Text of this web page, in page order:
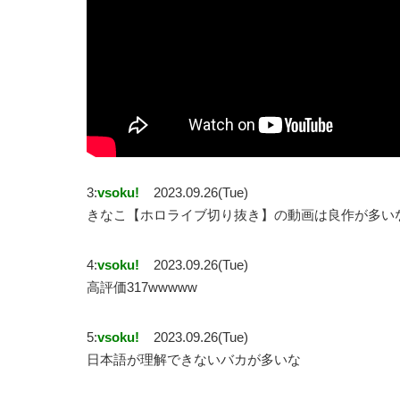
3:vsoku!
2023.09.26(Tue)
きなこ【ホロライブ切り抜き】の動画は良作が多い
4:vsoku!
2023.09.26(Tue)
高評価317wwwww
5:vsoku!
2023.09.26(Tue)
日本語が理解できないバカが多いな